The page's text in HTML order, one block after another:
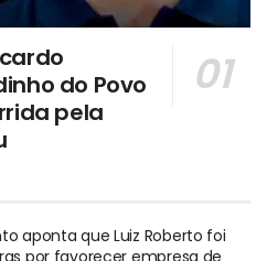
do Povo
pela
aponta que Luiz Roberto foi
por favorecer empresa de